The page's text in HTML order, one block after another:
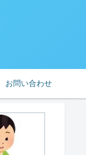
お問い合わせ